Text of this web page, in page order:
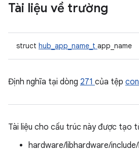
Tài liệu về trường
struct hub_app_name_t app_name
Định nghĩa tại dòng 271 của tệp
Tài liệu cho cấu trúc này được tạo
hardware/libhardware/